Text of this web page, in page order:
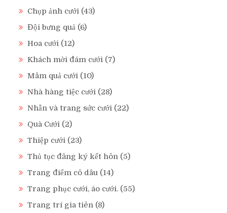
Chụp ảnh cưới (43)
Đội bưng quả (6)
Hoa cưới (12)
Khách mời đám cưới (7)
Mâm quả cưới (10)
Nhà hàng tiệc cưới (28)
Nhẫn và trang sức cưới (22)
Quà Cưới (2)
Thiệp cưới (23)
Thủ tục đăng ký kết hôn (5)
Trang điểm cô dâu (14)
Trang phục cưới, áo cưới. (55)
Trang trí gia tiên (8)